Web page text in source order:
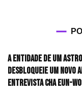
A entidade de um
desbloqueie um
Entrevista CHA EUN-